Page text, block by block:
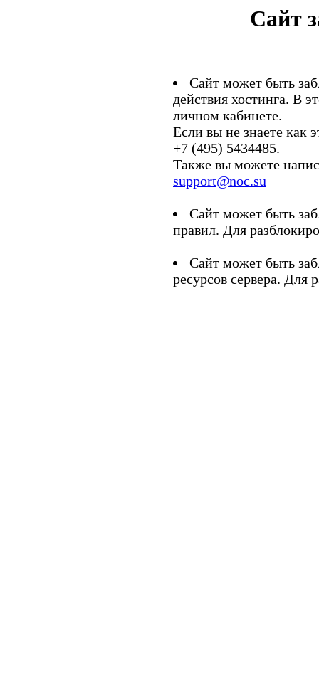
Сайт
Сайт может быть
действия хостинга. В
личном кабинете.
Если вы не знаете как
+7 (495) 5434485.
Также вы можете
support@noc.su
Сайт может быть
правил. Для
Сайт может быть
ресурсов сервера. Для